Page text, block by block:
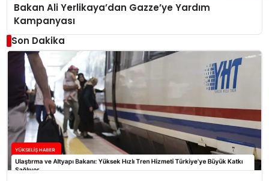
Bakan Ali Yerlikaya’dan Gazze’ye Yardım
Kampanyası
Son Dakika